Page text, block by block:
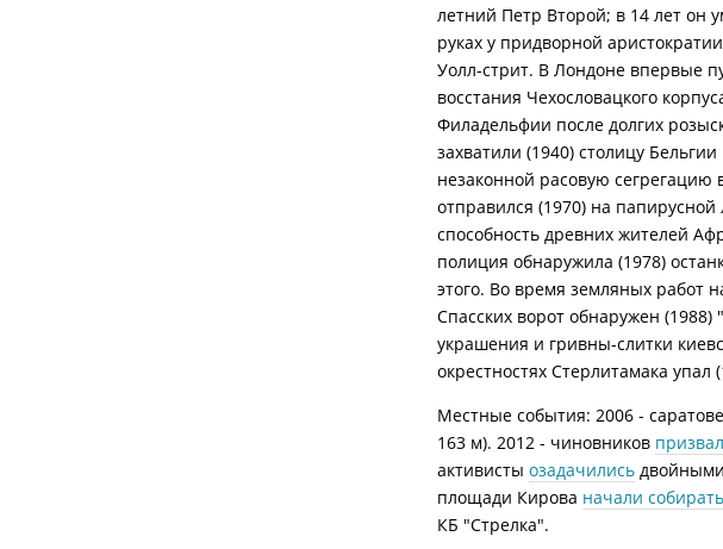
летний Петр Второй; в 14 лет он
руках у придворной
Уолл-стрит. В Лондоне впервые
восстания Чехословацкого
Филадельфии после долгих
захватили (1940) столицу
незаконной расовую
отправился (1970) на
способность древних жителей
полиция обнаружила (1978)
этого. Во время земляных работ
Спасских ворот обнаружен
украшения и гривны-слитки
окрестностях Стерлитамака упал
Местные события: 2006 -
163 м). 2012 - чиновников
активисты озадачились
площади Кирова начали собирать
КБ "Стрелка".